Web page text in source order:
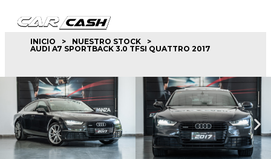
INICIO > NUESTRO STOCK
>
AUDI A7 SPORTBACK 3.0 TFSI QUATTRO 2017